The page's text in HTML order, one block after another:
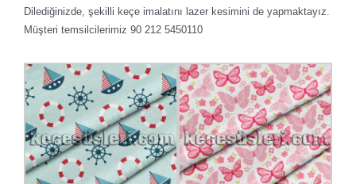
Dilediğinizde, şekilli keçe imalatını lazer kesimini de yapmaktayız.
Müşteri temsilcilerimiz 90 212 5450110